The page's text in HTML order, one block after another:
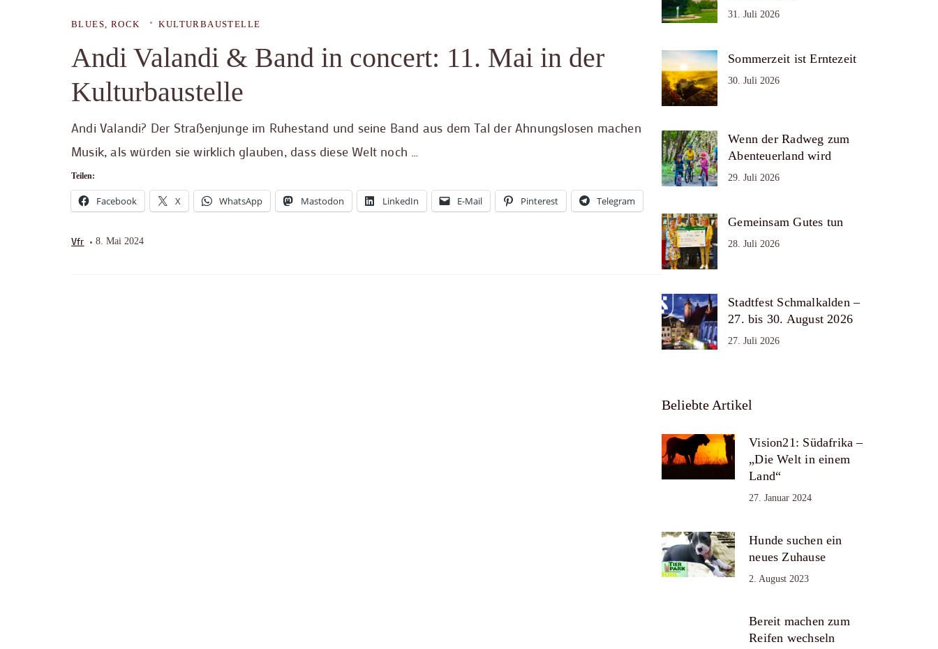
BLUES, ROCK KULTURBAUSTELLE
Andi Valandi & Band in concert: 11. Mai in der
Kulturbaustelle
Andi Valandi? Der Straßenjunge im Ruhestand und seine Band aus dem Tal der Ahnungslosen machen
Musik, als würden sie wirklich glauben, dass diese Welt noch …
Teilen:
Facebook X WhatsApp Mastodon LinkedIn E-Mail Pinterest Telegram
Vfr 8. Mai 2024
31. Juli 2026
Sommerzeit ist Erntezeit
30. Juli 2026
Wenn der Radweg zum
Abenteuerland wird
29. Juli 2026
Gemeinsam Gutes tun
28. Juli 2026
Stadtfest Schmalkalden –
27. bis 30. August 2026
27. Juli 2026
Beliebte Artikel
Vision21: Südafrika –
„Die Welt in einem
Land“
27. Januar 2024
Hunde suchen ein
neues Zuhause
2. August 2023
Bereit machen zum
Reifen wechseln